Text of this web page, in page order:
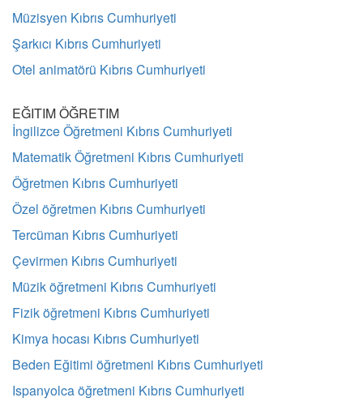
Müzisyen Kıbrıs Cumhuriyeti
Şarkıcı Kıbrıs Cumhuriyeti
Otel animatörü Kıbrıs Cumhuriyeti
EĞITIM ÖĞRETIM
İngilizce Öğretmeni Kıbrıs Cumhuriyeti
Matematik Öğretmeni Kıbrıs Cumhuriyeti
Öğretmen Kıbrıs Cumhuriyeti
Özel öğretmen Kıbrıs Cumhuriyeti
Tercüman Kıbrıs Cumhuriyeti
Çevirmen Kıbrıs Cumhuriyeti
Müzik öğretmeni Kıbrıs Cumhuriyeti
Fizik öğretmeni Kıbrıs Cumhuriyeti
Kimya hocası Kıbrıs Cumhuriyeti
Beden Eğitimi öğretmeni Kıbrıs Cumhuriyeti
Ispanyolca öğretmeni Kıbrıs Cumhuriyeti